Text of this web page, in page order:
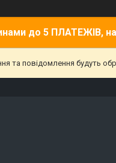
до 5 ПЛАТЕЖІВ, на
та повідомлення будуть